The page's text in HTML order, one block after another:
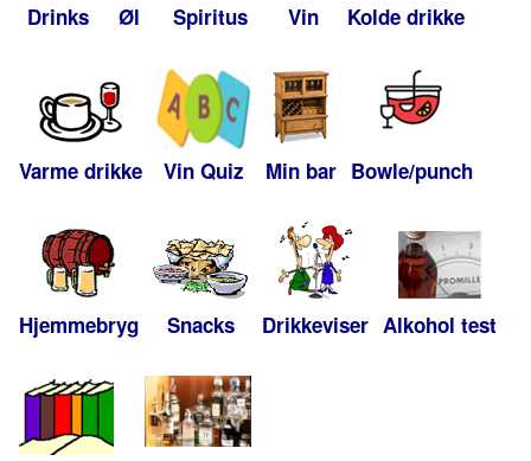
Drinks Øl Spiritus Vin Kolde drikke
Varme drikke Vin Quiz Min bar Bowle/punch
Hjemmebryg Snacks Drikkeviser Alkohol test